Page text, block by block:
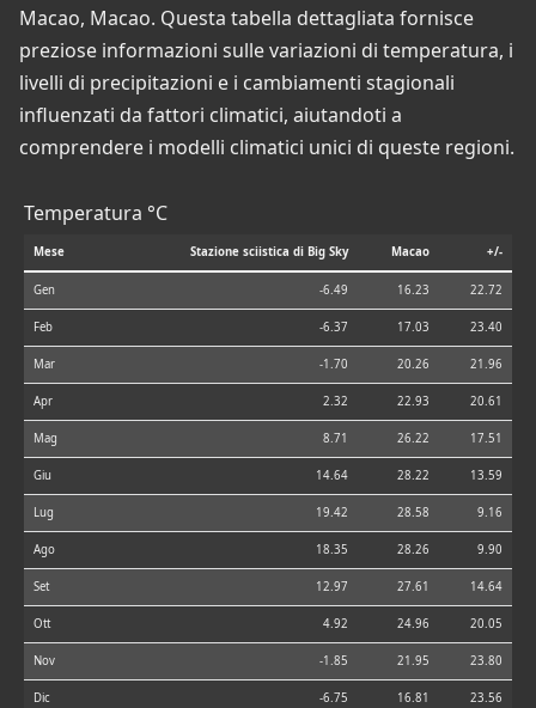
Macao, Macao. Questa tabella dettagliata fornisce
preziose informazioni sulle variazioni di temperatura, i
livelli di precipitazioni e i cambiamenti stagionali
influenzati da fattori climatici, aiutandoti a
comprendere i modelli climatici unici di queste regioni.
Temperatura °C
Mese Stazione sciistica di Big Sky Macao +/-
Gen -6.49 16.23 22.72
Feb -6.37 17.03 23.40
Mar -1.70 20.26 21.96
Apr 2.32 22.93 20.61
Mag 8.71 26.22 17.51
Giu 14.64 28.22 13.59
Lug 19.42 28.58 9.16
Ago 18.35 28.26 9.90
Set 12.97 27.61 14.64
Ott 4.92 24.96 20.05
Nov -1.85 21.95 23.80
Dic -6.75 16.81 23.56